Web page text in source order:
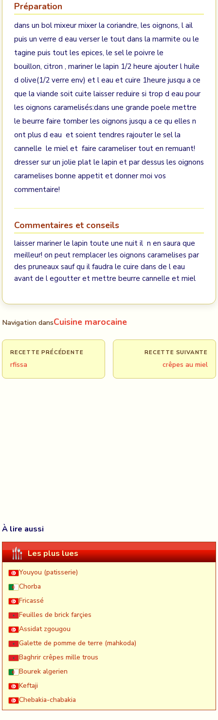
Préparation
dans un bol mixeur mixer la coriandre, les oignons, l ail
puis un verre d eau verser le tout dans la marmite ou le
tagine puis tout les epices, le sel le poivre le
bouillon, citron , mariner le lapin 1/2 heure ajouter l huile
d olive(1/2 verre env) et l eau et cuire 1heure jusqu a ce
que la viande soit cuite laisser reduire si trop d eau pour
les oignons caramelisés:dans une grande poele mettre
le beurre faire tomber les oignons jusqu a ce qu elles n
ont plus d eau et soient tendres rajouter le sel la
cannelle le miel et faire carameliser tout en remuant!
dresser sur un jolie plat le lapin et par dessus les oignons
caramelises bonne appetit et donner moi vos
commentaire!
Commentaires et conseils
laisser mariner le lapin toute une nuit il n en saura que
meilleur! on peut remplacer les oignons caramelises par
des pruneaux sauf qu il faudra le cuire dans de l eau
avant de l egoutter et mettre beurre cannelle et miel
Navigation dansCuisine marocaine
RECETTE PRÉCÉDENTE
rfissa
RECETTE SUIVANTE
crêpes au miel
À lire aussi
Les plus lues
Youyou (patisserie)
Chorba
Fricassé
Feuilles de brick farçies
Assidat zgougou
Galette de pomme de terre (mahkoda)
Baghrir crêpes mille trous
Bourek algerien
Keftaji
Chebakia-chabakia